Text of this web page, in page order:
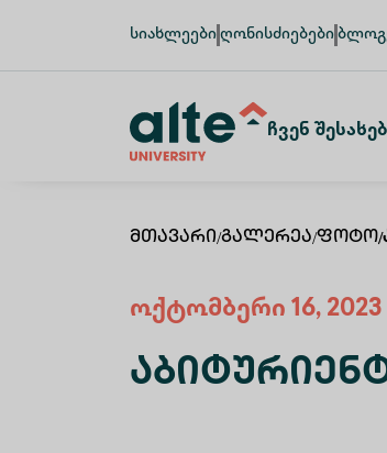
სიახლეები ღონისძიებები
Ჩვენ Შესახებ
Მთავარი/Გალერეა/Ფოტო/
ოქტომბერი 16, 2023